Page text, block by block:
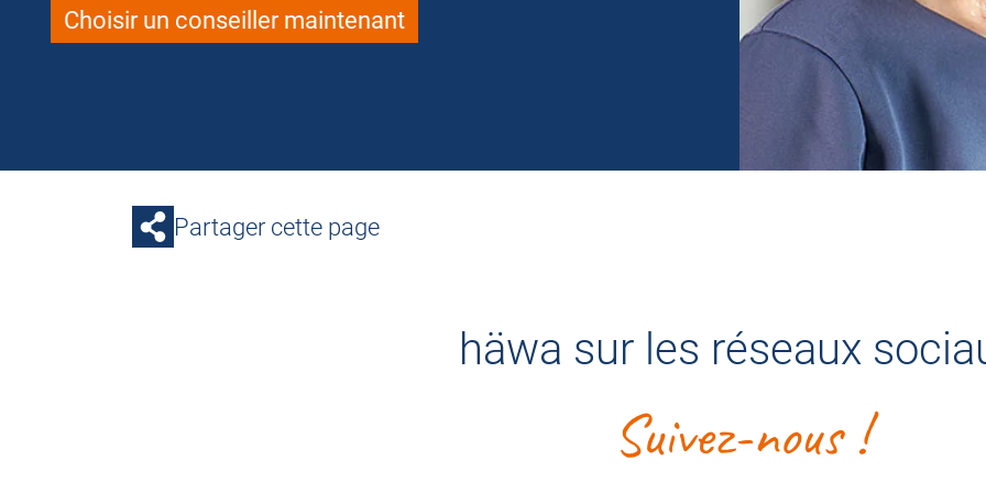
Choisir un conseiller maintenant
Partager cette page
häwa sur les réseaux
Suivez-nous !